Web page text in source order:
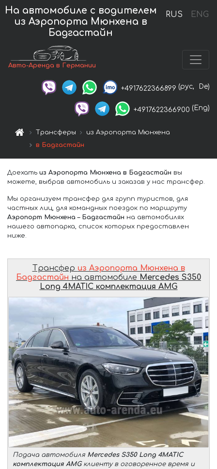
RUS ENG
На автомобиле с водителем
из Аэропорта Мюнхена в
Бадгастайн
Авто-Аренда в Германии
+4917622366899 (рус, De)
+4917622366900 (Eng)
Трансферы
из Аэропорта Мюнхена
в Бадгастайн
Доехать из Аэропорта Мюнхена в Бадгастайн вы
можете, выбрав автомобиль и заказав у нас трансфер.
Мы организуем трансфер для групп туристов, для
частных лиц, для командных поездок по маршруту
Аэропорт Мюнхена – Бадгастайн на автомобилях
нашего автопарка, список которых предоставлен
ниже.
Трансфер из Аэропорта Мюнхена в
Бадгастайн на автомобиле Mercedes S350
Long 4MATIC комплектация AMG
Подача автомобиля Mercedes S350 Long 4MATIC
комплектация AMGклиенту в оговоренное время и